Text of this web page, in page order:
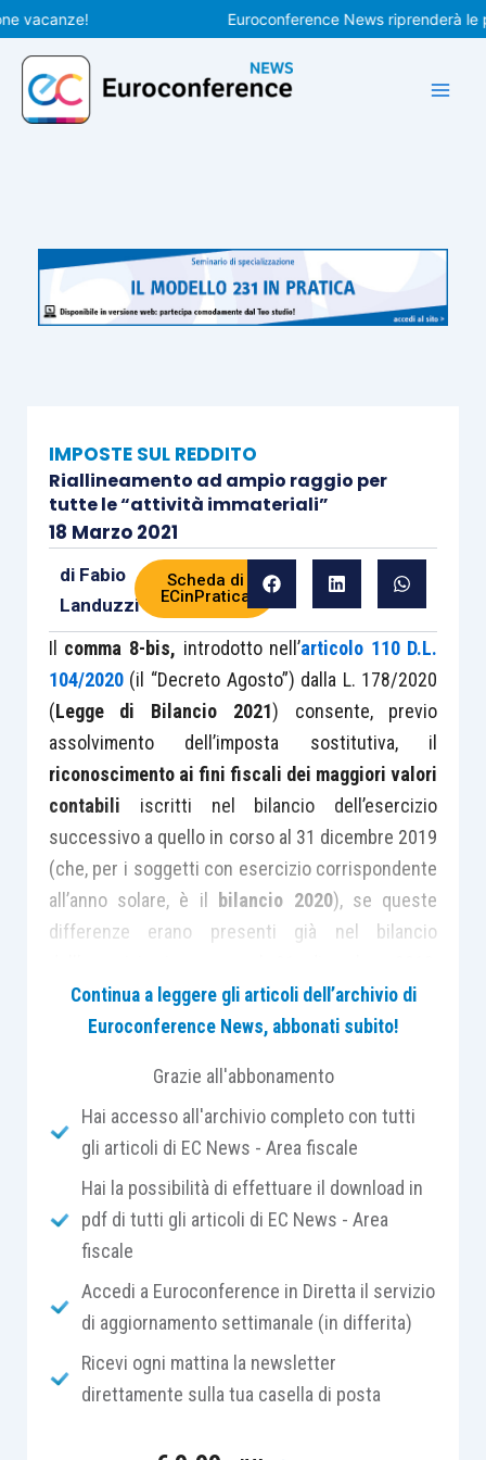
Vai
al
contenuto
Euroconference News riprenderà le
IMPOSTE SUL REDDITO
Riallineamento ad ampio raggio per
tutte le “attività immateriali”
18 Marzo 2021
di Fabio
Landuzzi
Scheda di
ECinPratica
Il comma 8-bis, introdotto nell’articolo 110 D.L.
104/2020(il “Decreto Agosto”) dalla L. 178/2020
(Legge di Bilancio 2021) consente, previo
assolvimento dell’imposta sostitutiva, il
riconoscimento ai fini fiscali dei maggiori valori
contabili iscritti nel bilancio dell’esercizio
successivo a quello in corso al 31 dicembre 2019
(che, per i soggetti con esercizio corrispondente
all’anno solare, è il
bilancio 2020), se queste
differenze erano presenti già nel bilancio
anche per l’avviamento e per le altre attività
immateriali.
affrontato alcunequestioni di rilievoanche in
merito al perimetro di applicazione di questa
norma.
punto di vista soggettivo
il campo da ogni dubbio in ordine alle imprese a
cui essa è rivolta; ilcomma 8-bisdell’articolo 110
Adopter
, ma anche alle imprese che redigono il
bilancio secondo le disposizioni del codice
Continua a leggere gli articoli dell’archivio di
Euroconference News, abbonati subito!
Grazie all'abbonamento
Hai accesso all'archivio completo con tutti
gli articoli di EC News - Area fiscale
Hai la possibilità di effettuare il download in
pdf di tutti gli articoli di EC News - Area
fiscale
Accedi a Euroconference in Diretta il servizio
di aggiornamento settimanale (in differita)
Ricevi ogni mattina la newsletter
direttamente sulla tua casella di posta